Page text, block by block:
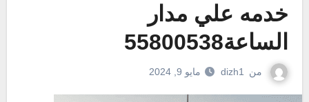
خدمه علي مدار
الساعة55800538
من dizh1 مايو 9, 2024